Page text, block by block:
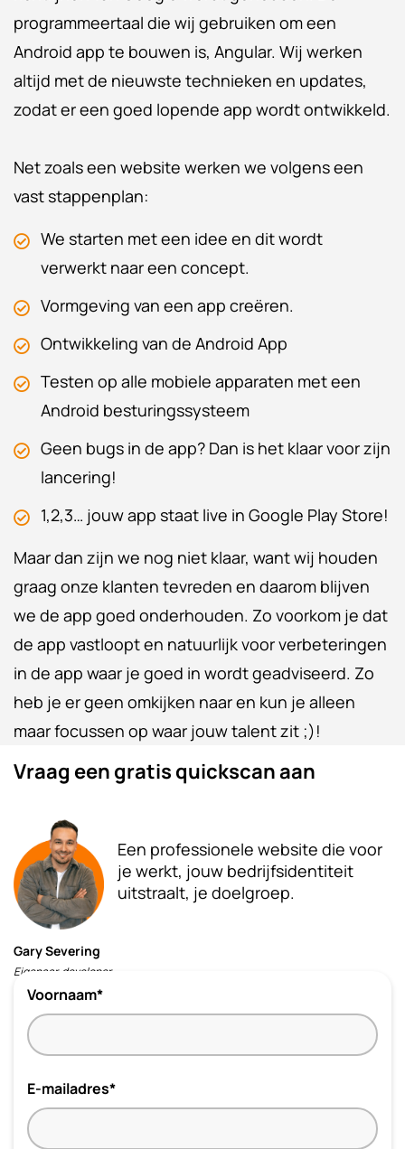
programmeertaal die wij gebruiken om een
Android app te bouwen is, Angular. Wij werken
altijd met de nieuwste technieken en updates,
zodat er een goed lopende app wordt ontwikkeld.
Net zoals een website werken we volgens een
vast stappenplan:
We starten met een idee en dit wordt
verwerkt naar een concept.
Vormgeving van een app creëren.
Ontwikkeling van de Android App
Testen op alle mobiele apparaten met een
Android besturingssysteem
Geen bugs in de app? Dan is het klaar voor zijn
lancering!
1,2,3… jouw app staat live in Google Play Store!
Maar dan zijn we nog niet klaar, want wij houden
graag onze klanten tevreden en daarom blijven
we de app goed onderhouden. Zo voorkom je dat
de app vastloopt en natuurlijk voor verbeteringen
in de app waar je goed in wordt geadviseerd. Zo
heb je er geen omkijken naar en kun je alleen
maar focussen op waar jouw talent zit ;)!
Gary Severing
Eigenaar, developer
Vraag een gratis quickscan aan
Een professionele website die voor
je werkt, jouw bedrijfsidentiteit
uitstraalt, je doelgroep.
Voornaam*
E-mailadres*